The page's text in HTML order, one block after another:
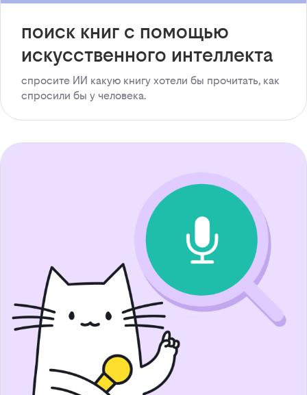
поиск книг с помощью
искусственного интеллекта
спросите ИИ какую книгу хотели бы прочитать, как
спросили бы у человека.